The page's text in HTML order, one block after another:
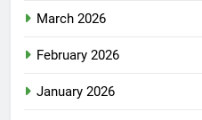
March 2026
February 2026
January 2026